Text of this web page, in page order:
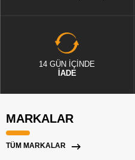
14 GÜN İÇİNDE
İADE
MARKALAR
TÜM MARKALAR